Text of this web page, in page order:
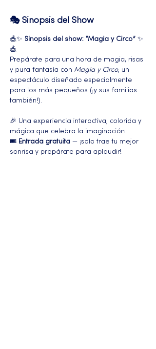
🎭 Sinopsis del Show
🎪✨ Sinopsis del show: “Magia y Circo” ✨
🎪
Prepárate para una hora de magia, risas
y pura fantasía con Magia y Circo, un
espectáculo diseñado especialmente
para los más pequeños (¡y sus familias
también!).
🎉 Una experiencia interactiva, colorida y
mágica que celebra la imaginación.
🎟️ Entrada gratuita — ¡solo trae tu mejor
sonrisa y prepárate para aplaudir!